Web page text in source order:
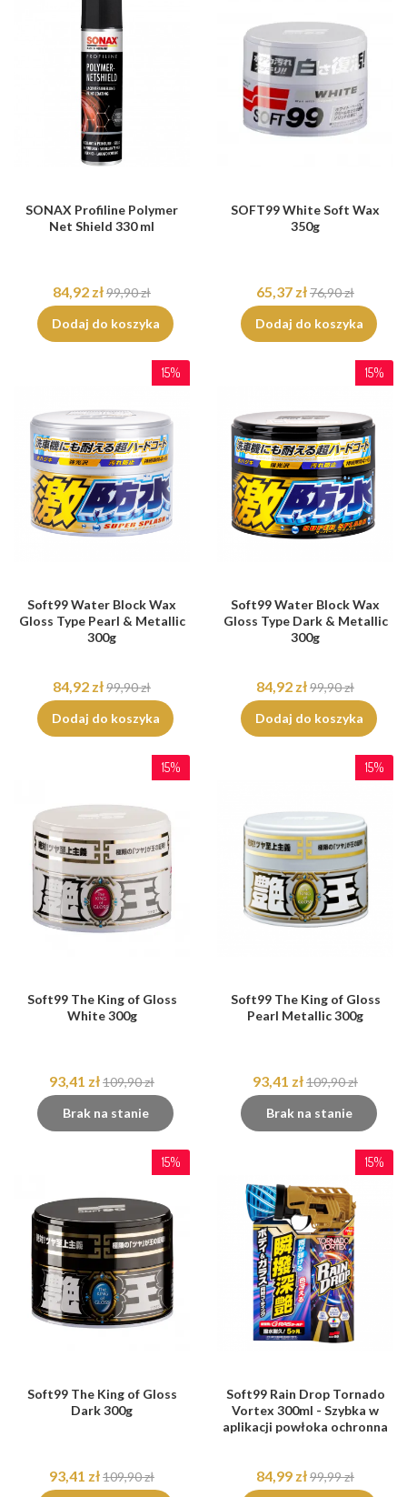
SONAX Profiline Polymer
Net Shield 330 ml
84,92 zł99,90 zł
Dodaj do koszyka
SOFT99 White Soft Wax
350g
65,37 zł76,90 zł
Dodaj do koszyka
15%
Soft99 Water Block Wax
Gloss Type Pearl & Metallic
300g
84,92 zł99,90 zł
Dodaj do koszyka
15%
Soft99 Water Block Wax
Gloss Type Dark & Metallic
300g
84,92 zł99,90 zł
Dodaj do koszyka
15%
Soft99 The King of Gloss
White 300g
93,41 zł109,90 zł
Brak na stanie
15%
Soft99 The King of Gloss
Pearl Metallic 300g
93,41 zł109,90 zł
Brak na stanie
15%
Soft99 The King of Gloss
Dark 300g
93,41 zł109,90 zł
15%
Soft99 Rain Drop Tornado
Vortex 300ml - Szybka w
aplikacji powłoka ochronna
84,99 zł99,99 zł